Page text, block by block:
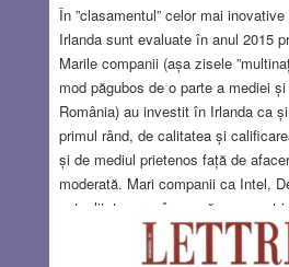
În ”clasamentul” celor mai
Irlanda sunt evaluate în anul 2015
Marile companii (așa zisele
mod păgubos de o parte a mediei
România) au investit în Irlanda ca
primul rând, de calitatea și
și de mediul prietenos față de
moderată. Mari companii ca Intel,
actualitatea românească cunoscut
mai ales prin scandaluri, corupție și
altele au investit în filiale importante